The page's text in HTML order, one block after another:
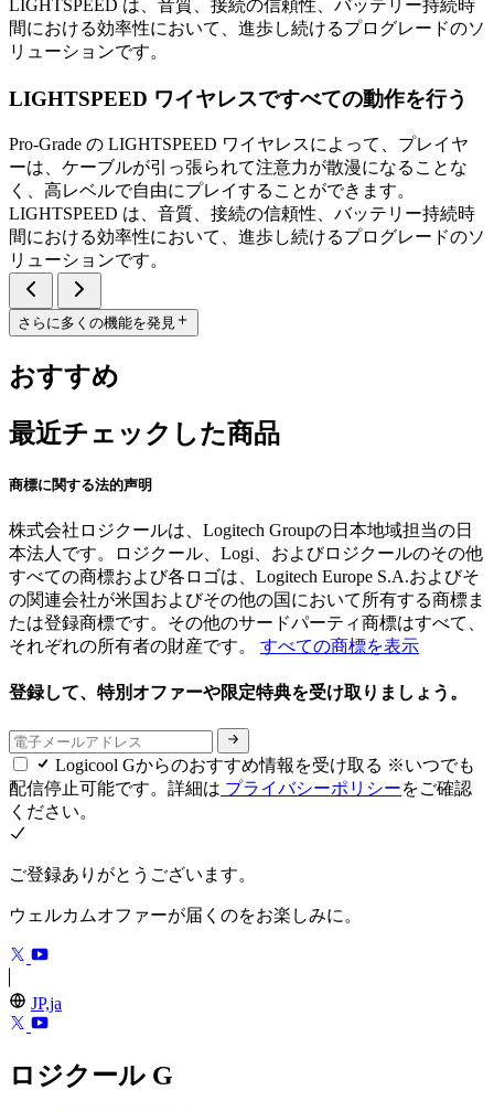
LIGHTSPEED は、音質、接続の信頼性、バッテリー持続時
間における効率性において、進歩し続けるプログレードのソ
リューションです。
LIGHTSPEED ワイヤレスですべての動作を行う
Pro-Grade の LIGHTSPEED ワイヤレスによって、プレイヤ
ーは、ケーブルが引っ張られて注意力が散漫になることな
く、高レベルで自由にプレイすることができます。
LIGHTSPEED は、音質、接続の信頼性、バッテリー持続時
間における効率性において、進歩し続けるプログレードのソ
リューションです。
さらに多くの機能を発見
おすすめ
最近チェックした商品
商標に関する法的声明
株式会社ロジクールは、Logitech Groupの日本地域担当の日
本法人です。ロジクール、Logi、およびロジクールのその他
すべての商標および各ロゴは、Logitech Europe S.A.およびそ
の関連会社が米国およびその他の国において所有する商標ま
たは登録商標です。その他のサードパーティ商標はすべて、
それぞれの所有者の財産です。 すべての商標を表示
登録して、特別オファーや限定特典を受け取りましょう。
Logicool Gからのおすすめ情報を受け取る ※いつでも
配信停止可能です。詳細は プライバシーポリシーをご確認
ください。
ご登録ありがとうございます。
ウェルカムオファーが届くのをお楽しみに。
JP,ja
ロジクール G